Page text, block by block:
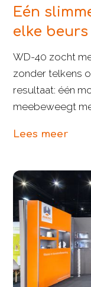
Eén
elke beurs
WD-40 zocht
zonder telkens
resultaat: één
meebeweegt
Lees meer